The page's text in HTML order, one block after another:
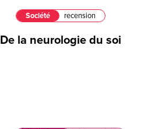
Société recension
De la neurologie du soi